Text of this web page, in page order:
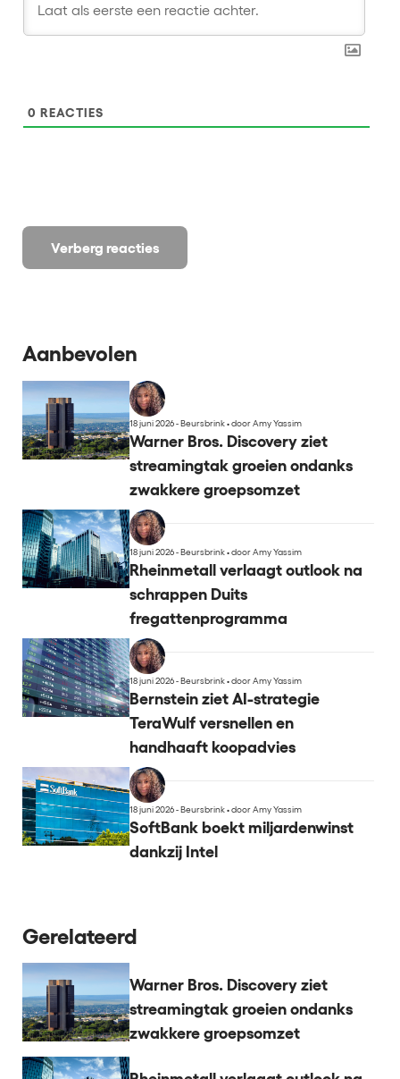
Verberg reacties
0 REACTIES
Aanbevolen
18 juni 2026 - Beursbrink•door Amy Yassim
Warner Bros. Discovery ziet
streamingtak groeien ondanks
zwakkere groepsomzet
18 juni 2026 - Beursbrink•door Amy Yassim
Rheinmetall verlaagt outlook na
schrappen Duits
fregattenprogramma
18 juni 2026 - Beursbrink•door Amy Yassim
Bernstein ziet AI-strategie
TeraWulf versnellen en
handhaaft koopadvies
18 juni 2026 - Beursbrink•door Amy Yassim
SoftBank boekt miljardenwinst
dankzij Intel
Gerelateerd
Warner Bros. Discovery ziet
streamingtak groeien ondanks
zwakkere groepsomzet